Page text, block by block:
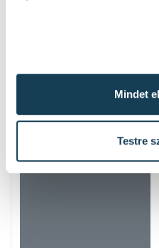
Mindet
Testre
Hasonló